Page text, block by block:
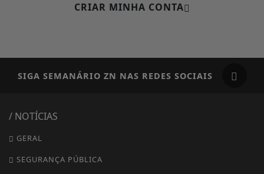
CRIAR MINHA CONTA
SIGA SEMANÁRIO ZN NAS REDES SOCIAIS
/ NOTÍCIAS
GERAL
SEGURANÇA PÚBLICA